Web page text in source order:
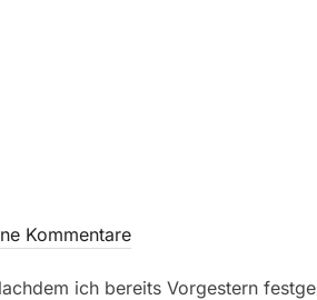
Kommentare
ich bereits Vorgestern